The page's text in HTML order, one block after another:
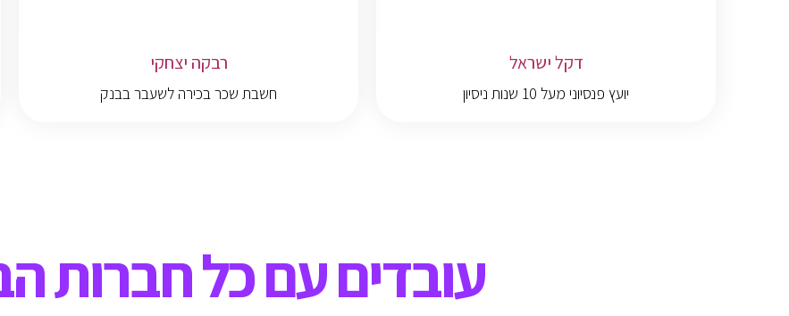
דקל ישראל
יועץ פנסיוני מעל 10 שנות ניסיון
רבקה יצחקי
חשבת שכר בכירה לשעבר בבנק
עובדים עם כל חברות